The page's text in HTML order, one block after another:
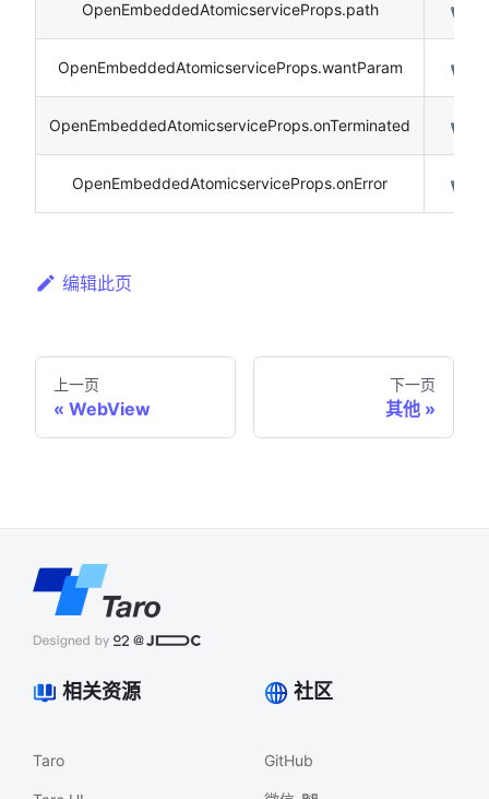
OpenEmbeddedAtomicserviceProps.path ✔️
OpenEmbeddedAtomicserviceProps.wantParam ✔️
OpenEmbeddedAtomicserviceProps.onTerminated ✔️
OpenEmbeddedAtomicserviceProps.onError ✔️
编辑此页
上一页
WebView
下一页
其他
相关资源
Taro
社区
GitHub